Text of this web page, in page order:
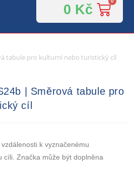
0 Kč
tabule pro kulturní nebo turistický cíl
| Směrová tabule pro
cíl
k vyznačenému
cíli. Značka může být doplněna